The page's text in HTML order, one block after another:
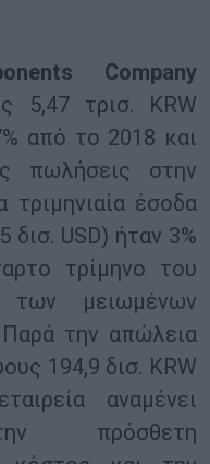
Company
5,47 τρισ. KRW
από το 2018 και
πωλήσεις στην
τριμηνιαία έσοδα
δισ. USD) ήταν 3%
τρίμηνο του
μειωμένων
την απώλεια
194,9 δισ. KRW
αναμένει
πρόσθετη